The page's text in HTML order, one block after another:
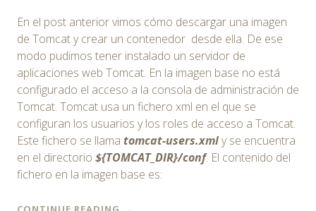
En el post anterior vimos cómo descargar una imagen
de Tomcat y crear un contenedor desde ella. De ese
modo pudimos tener instalado un servidor de
aplicaciones web Tomcat. En la imagen base no está
configurado el acceso a la consola de administración de
Tomcat. Tomcat usa un fichero xml en el que se
configuran los usuarios y los roles de acceso a Tomcat.
Este fichero se llama tomcat-users.xmly se encuentra
en el directorio ${TOMCAT_DIR}/conf. El contenido del
fichero en la imagen base es: